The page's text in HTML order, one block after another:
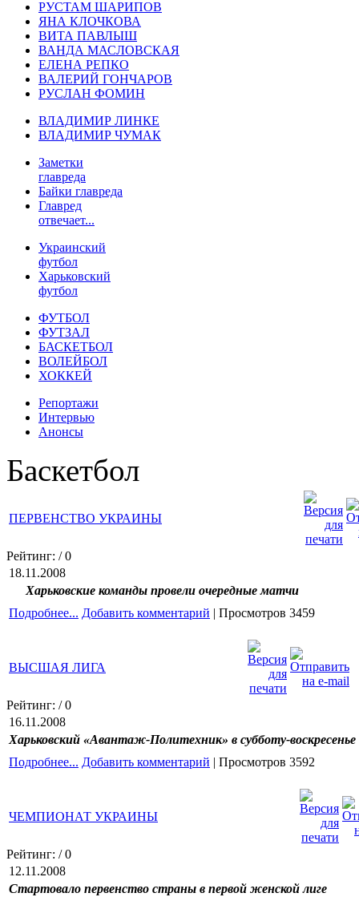
РУСТАМ ШАРИПОВ
ЯНА КЛОЧКОВА
ВИТА ПАВЛЫШ
ВАНДА МАСЛОВСКАЯ
ЕЛЕНА РЕПКО
ВАЛЕРИЙ ГОНЧАРОВ
РУСЛАН ФОМИН
ВЛАДИМИР ЛИНКЕ
ВЛАДИМИР ЧУМАК
Заметки
главреда
Байки главреда
Главред
отвечает...
Украинский
футбол
Харьковский
футбол
ФУТБОЛ
ФУТЗАЛ
БАСКЕТБОЛ
ВОЛЕЙБОЛ
ХОККЕЙ
Репортажи
Интервью
Анонсы
Баскетбол
ПЕРВЕНСТВО УКРАИНЫ
Рейтинг: / 0
18.11.2008
Харьковские команды провели очередные матчи
Подробнее... Добавить комментарий | Просмотров 3459
ВЫСШАЯ ЛИГА
Рейтинг: / 0
16.11.2008
Харьковский «Авантаж-Политехник» в субботу-
Подробнее... Добавить комментарий | Просмотров 3592
ЧЕМПИОНАТ УКРАИНЫ
Рейтинг: / 0
12.11.2008
Стартовало первенство страны в первой женской лиге